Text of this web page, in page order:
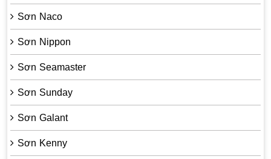
Sơn Naco
Sơn Nippon
Sơn Seamaster
Sơn Sunday
Sơn Galant
Sơn Kenny